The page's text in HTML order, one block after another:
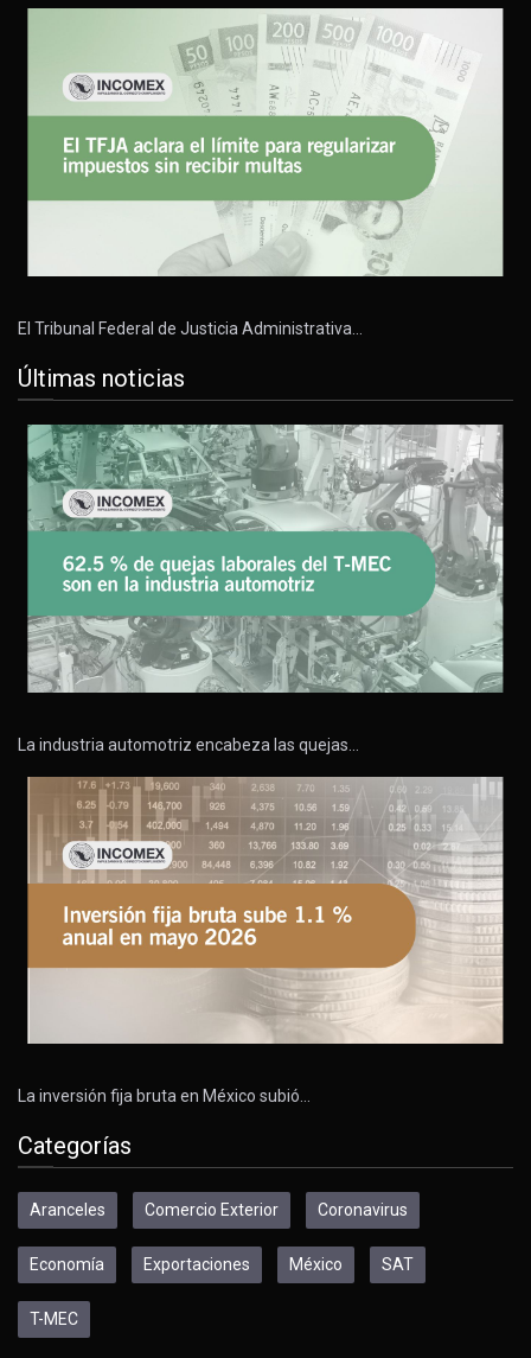
El Tribunal Federal de Justicia Administrativa…
Últimas noticias
La industria automotriz encabeza las quejas…
La inversión fija bruta en México subió…
Categorías
Aranceles Comercio Exterior Coronavirus
Economía Exportaciones México SAT
T-MEC